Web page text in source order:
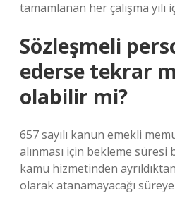
tamamlanan her çalışma yılı
Sözleşmeli
ederse tekrar
olabilir mi?
657 sayılı kanun emekli
alınması için bekleme
kamu hizmetinden
olarak atanamayacağı